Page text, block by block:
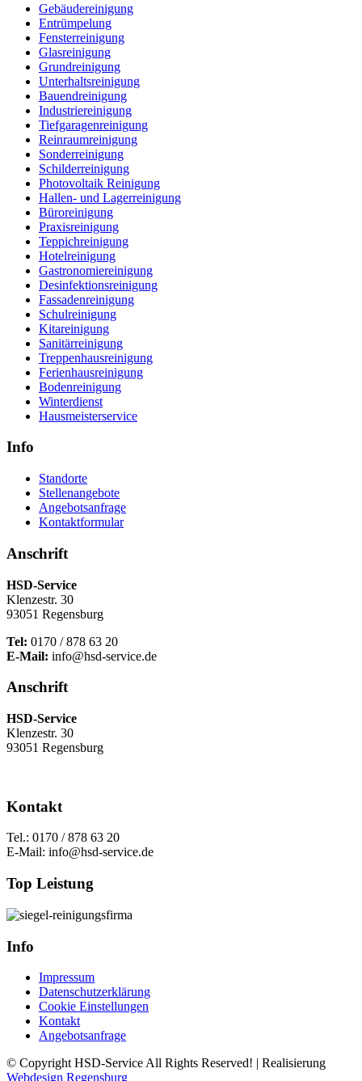
Gebäudereinigung
Entrümpelung
Fensterreinigung
Glasreinigung
Grundreinigung
Unterhaltsreinigung
Bauendreinigung
Industriereinigung
Tiefgaragenreinigung
Reinraumreinigung
Sonderreinigung
Schilderreinigung
Photovoltaik Reinigung
Hallen- und Lagerreinigung
Büroreinigung
Praxisreinigung
Teppichreinigung
Hotelreinigung
Gastronomiereinigung
Desinfektionsreinigung
Fassadenreinigung
Schulreinigung
Kitareinigung
Sanitärreinigung
Treppenhausreinigung
Ferienhausreinigung
Bodenreinigung
Winterdienst
Hausmeisterservice
Info
Standorte
Stellenangebote
Angebotsanfrage
Kontaktformular
Anschrift
HSD-Service
Klenzestr. 30
93051 Regensburg
Tel: 0170 / 878 63 20
E-Mail: info@hsd-service.de
Anschrift
HSD-Service
Klenzestr. 30
93051 Regensburg
Kontakt
Tel.: 0170 / 878 63 20
E-Mail: info@hsd-service.de
Top Leistung
Info
Impressum
Datenschutzerklärung
Cookie Einstellungen
Kontakt
Angebotsanfrage
© Copyright HSD-Service All Rights Reserved! | Realisierung
Webdesign Regensburg